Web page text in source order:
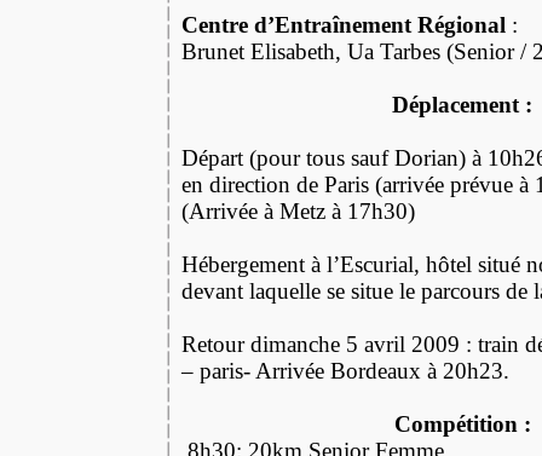
Centre d’Entraînement Régional :
Brunet Elisabeth, Ua Tarbes (Senior /
Déplacement :
Départ (pour tous sauf Dorian) à
en direction de Paris (arrivée prévue à
(Arrivée à Metz à 17h30)
Hébergement à l’Escurial, hôtel situé
devant laquelle se situe le parcours de
Retour dimanche 5 avril 2009 : train
– paris- Arrivée Bordeaux à 20h23.
Compétition :
8h30: 20km Senior Femme